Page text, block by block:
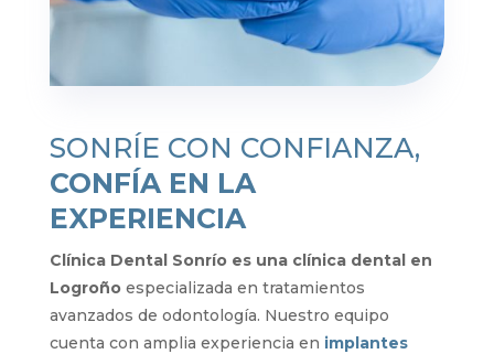
SONRÍE CON CONFIANZA,
CONFÍA EN LA
EXPERIENCIA
Clínica Dental Sonrío es una clínica dental en
Logroñoespecializada en tratamientos
avanzados de odontología. Nuestro equipo
cuenta con amplia experiencia en implantes